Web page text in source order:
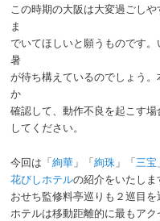
この時期の大阪は大変過ごし
ま
でいてほしいと願うものです
暑
が待ち構えているのでしょう
か
確認して、動作不良を起こす
してください。
今回は「絢華 」「絢珠 」「三宝
花びしホテルの紹介をいたしま
おせち監修料亭巡りも２巡目
ホテルは移動距離的に最もアク